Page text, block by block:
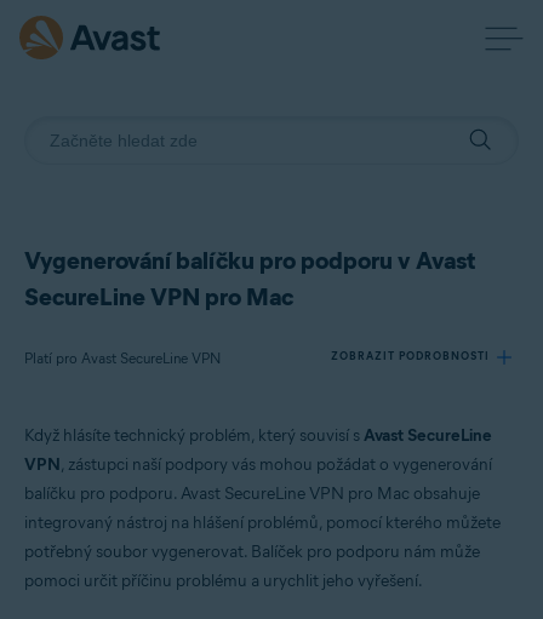
Vygenerování balíčku pro podporu v Avast
SecureLine VPN pro Mac
Platí pro Avast SecureLine VPN ZOBRAZIT PODROBNOSTI
Operační systémy:
Když hlásíte technický problém, který souvisí sAvast SecureLine
VPN, zástupci naší podpory vás mohou požádat o vygenerování
balíčku pro podporu. Avast SecureLine VPN pro Mac obsahuje
integrovaný nástroj na hlášení problémů, pomocí kterého můžete
potřebný soubor vygenerovat. Balíček pro podporu nám může
pomoci určit příčinu problému a urychlit jeho vyřešení.